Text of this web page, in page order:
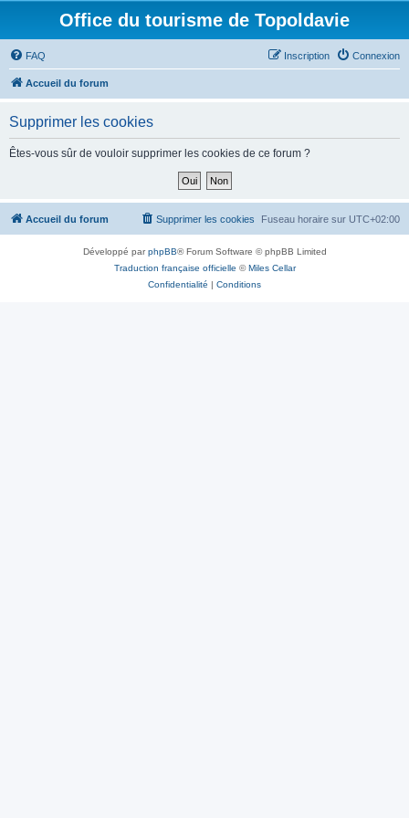
Office du tourisme de Topoldavie
FAQ Connexion
Inscription
Accueil du forum
Supprimer les cookies
Êtes-vous sûr de vouloir supprimer les cookies de ce forum ?
Accueil du forum Fuseau horaire sur UTC+02:00
Supprimer les cookies
Développé parphpBB® Forum Software © phpBB Limited
Traduction française officielle ©Miles Cellar
Confidentialité | Conditions